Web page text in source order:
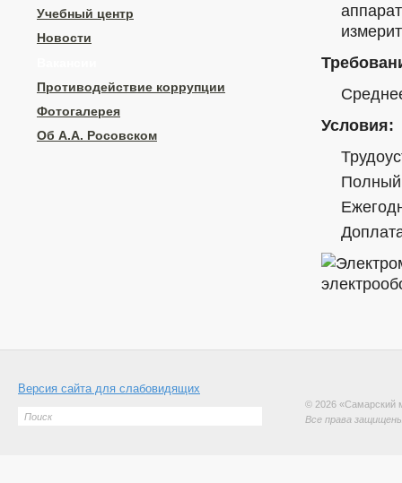
Учебный центр
Новости
Противодействие коррупции
Фотогалерея
Об А.А. Росовском
Условия:
Полный
Версия сайта для слабовидящих
© 2026 «Самарский
Все права